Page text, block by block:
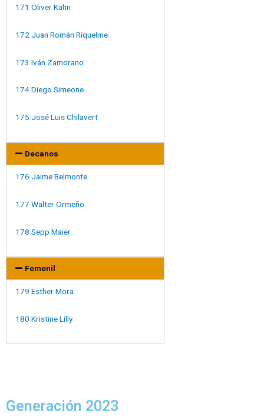
171 Oliver Kahn
172 Juan Román Riquelme
173 Iván Zamorano
174 Diego Simeone
175 José Luis Chilavert
Decanos
176 Jaime Belmonte
177 Walter Ormeño
178 Sepp Maier
Femenil
179 Esther Mora
180 Kristine Lilly
Generación 2023